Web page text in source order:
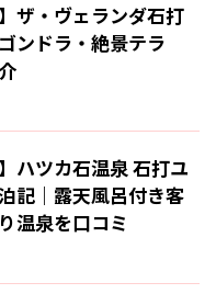
ザ・ヴェランダ石打
ンドラ・絶景テラ
ハツカ石温泉 石打ユ
記｜露天風呂付き客
温泉を口コミ